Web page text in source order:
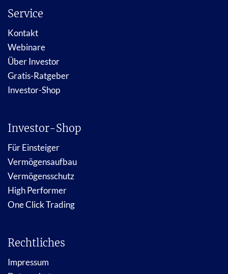
Service
Kontakt
Webinare
Über Investor
Gratis-Ratgeber
Investor-Shop
Investor-Shop
Für Einsteiger
Vermögensaufbau
Vermögensschutz
High Performer
One Click Trading
Rechtliches
Impressum